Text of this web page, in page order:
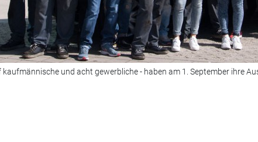
und acht gewerbliche - haben am 1. September ihre